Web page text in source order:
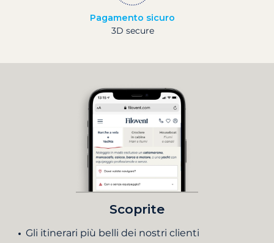
Pagamento sicuro
3D secure
Scoprite
Gli itinerari più belli dei nostri clienti